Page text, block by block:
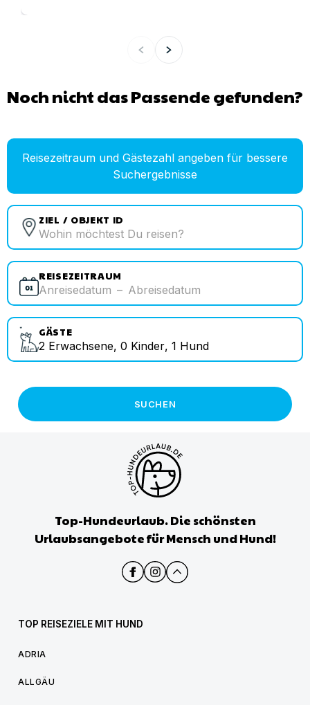
Noch nicht das Passende gefunden?
Reisezeitraum und Gästezahl angeben für bessere
Suchergebnisse
ZIEL / OBJEKT ID
REISEZEITRAUM
Anreisedatum – Abreisedatum
GÄSTE
2 Erwachsene, 0 Kinder, 1 Hund
SUCHEN
Top-Hundeurlaub. Die schönsten
Urlaubsangebote für Mensch und Hund!
TOP REISEZIELE MIT HUND
ADRIA
ALLGÄU